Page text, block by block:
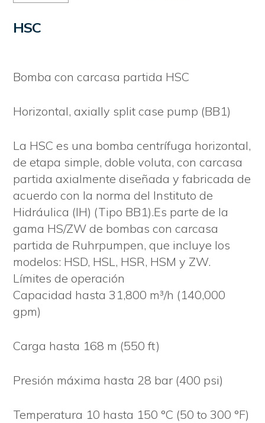
HSC
Bomba con carcasa partida HSC
Horizontal, axially split case pump (BB1)
La HSC es una bomba centrífuga horizontal,
de etapa simple, doble voluta, con carcasa
partida axialmente diseñada y fabricada de
acuerdo con la norma del Instituto de
Hidráulica (IH) (Tipo BB1).Es parte de la
gama HS/ZW de bombas con carcasa
partida de Ruhrpumpen, que incluye los
modelos: HSD, HSL, HSR, HSM y ZW.
Límites de operación
Capacidad hasta 31,800 m³/h (140,000
gpm)
Carga hasta 168 m (550 ft)
Presión máxima hasta 28 bar (400 psi)
Temperatura 10 hasta 150 °C (50 to 300 °F)